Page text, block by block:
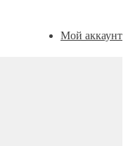
Мой аккаунт